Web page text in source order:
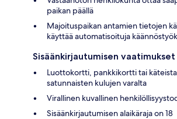
paikan päällä
Majoituspaikan antamien tietojen
käyttää automatisoituja
Sisäänkirjautumisen vaatimukset
Luottokortti, pankkikortti tai
satunnaisten kulujen varalta
Virallinen kuvallinen
Sisäänkirjautumisen alaikäraja on 18